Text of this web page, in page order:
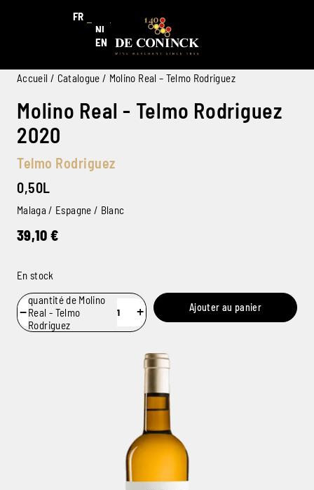
FR
NL
EN
Accueil / Catalogue / Molino Real – Telmo Rodriguez
Molino Real - Telmo Rodriguez
2020
Telmo Rodriguez
0,50L
Malaga / Espagne / Blanc
39,10 €
En stock
−
quantité de Molino
Real - Telmo
Rodriguez
+ Ajouter au panier